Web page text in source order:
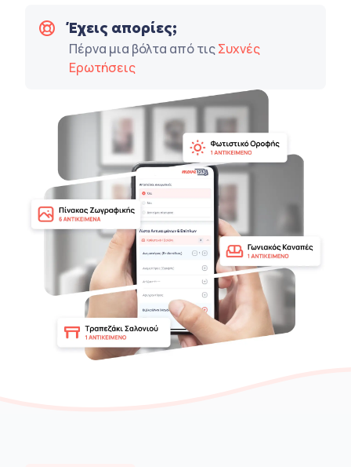
Έχεις απορίες;
Πέρνα μια βόλτα από τιςΣυχνές
Ερωτήσεις